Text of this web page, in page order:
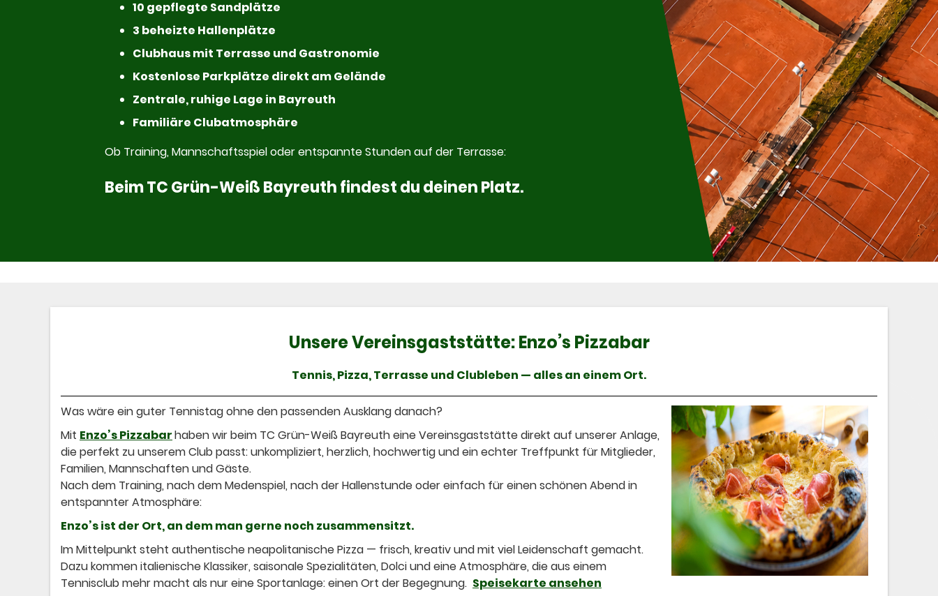
10 gepflegte Sandplätze
3 beheizte Hallenplätze
Clubhaus mit Terrasse und Gastronomie
Kostenlose Parkplätze direkt am Gelände
Zentrale, ruhige Lage in Bayreuth
Familiäre Clubatmosphäre
Ob Training, Mannschaftsspiel oder entspannte Stunden auf der Terrasse:
Beim TC Grün-Weiß Bayreuth findest du deinen Platz.
Unsere Vereinsgaststätte: Enzo’s Pizzabar
Tennis, Pizza, Terrasse und Clubleben — alles an einem Ort.
Was wäre ein guter Tennistag ohne den passenden Ausklang danach?
Mit Enzo’s Pizzabarhaben wir beim TC Grün-Weiß Bayreuth eine Vereinsgaststätte direkt auf unserer Anlage,
die perfekt zu unserem Club passt: unkompliziert, herzlich, hochwertig und ein echter Treffpunkt für Mitglieder,
Familien, Mannschaften und Gäste.
Nach dem Training, nach dem Medenspiel, nach der Hallenstunde oder einfach für einen schönen Abend in
entspannter Atmosphäre:
Enzo’s ist der Ort, an dem man gerne noch zusammensitzt.
Im Mittelpunkt steht authentische neapolitanische Pizza — frisch, kreativ und mit viel Leidenschaft gemacht.
Dazu kommen italienische Klassiker, saisonale Spezialitäten, Dolci und eine Atmosphäre, die aus einem
Tennisclub mehr macht als nur eine Sportanlage: einen Ort der Begegnung. Speisekarte ansehen